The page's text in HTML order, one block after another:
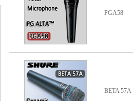
PGA58
BETA 57A